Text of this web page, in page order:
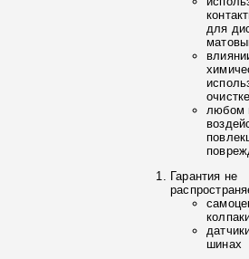
для
любом
Гарантия не
шинах